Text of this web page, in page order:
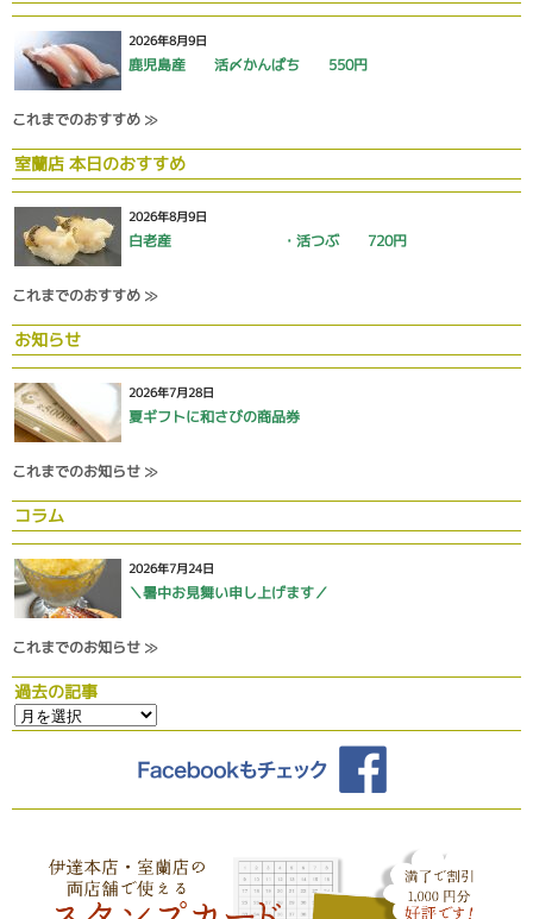
2026年8月9日
鹿児島産 活〆かんぱち 550円
これまでのおすすめ ≫
室蘭店 本日のおすすめ
2026年8月9日
白老産 ・活つぶ 720円
これまでのおすすめ ≫
お知らせ
2026年7月28日
夏ギフトに和さびの商品券
これまでのお知らせ ≫
コラム
2026年7月24日
＼暑中お見舞い申し上げます／
これまでのお知らせ ≫
過去の記事